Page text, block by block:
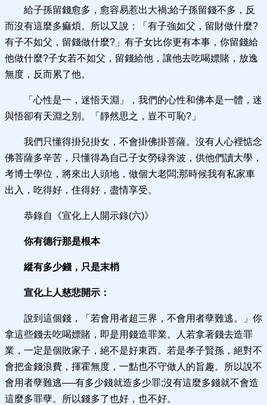
給子孫留錢愈多，愈容易惹出大禍;給子孫留錢不多，反
而沒有這麼多痲煩。所以又說：「有子強如父，留財做什麼?
有子不如父，留錢做什麼?」有子女比你更有本事，你留錢給
他做什麼?子女若不如父，留錢給他，讓他去吃喝嫖賭，放逸
無度，反而累了他。
「心性是一，迷悟天淵」，我們的心性和佛本是一體，迷
與悟卻有天淵之別。「靜然思之，豈不可恥?」
我們只懂得掛兒掛女，不會掛佛掛菩薩。沒有人心裡惦念
佛菩薩多辛苦，只懂得為自己子女勞碌奔波，供他們讀大學，
考博士學位，將來出人頭地，做個大老闆;那時候我有私家車
出入，吃得好，住得好，盡情享受。
恭錄自《宣化上人開示錄(六)》
你有德行那是根本
縱有多少錢，只是末梢
宣化上人慈悲開示：
說到這個錢，「若會用者超三界，不會用者孽難逃。」你
拿這些錢去吃喝嫖賭，即是用錢造罪業。人若拿著錢去造罪
業，一定是個敗家子，絕不是好東西。若是孝子賢孫，絕對不
會把金錢浪費，揮霍無度，一點也不守做人的旨趣。所以說不
會用者孽難逃──有多少錢就造多少罪;沒有這麼多錢就不會造
這麼多罪孽。所以錢多了也好，也不好。